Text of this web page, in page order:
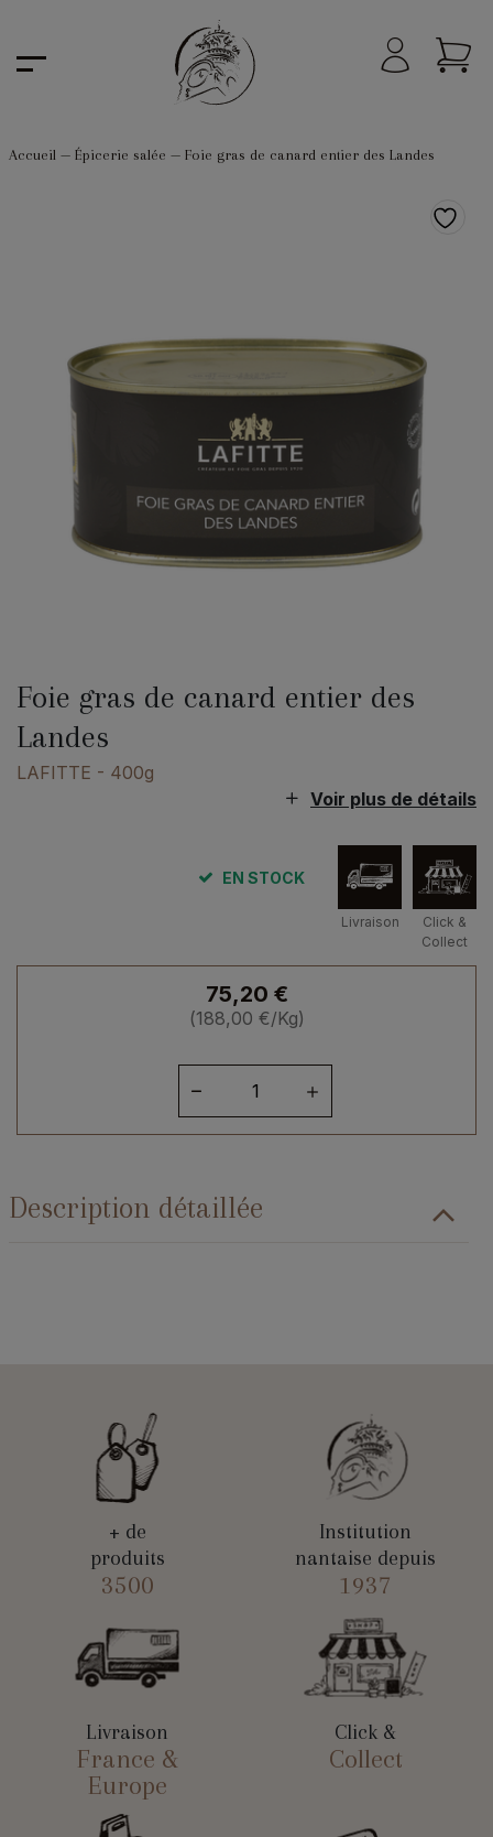
Accueil— Épicerie salée — Foie gras de canard entier des Landes
Foie gras de canard entier des
Landes
LAFITTE - 400g
Voir plus de détails
EN STOCK
Livraison
Click &
Collect
75,20 €
(188,00 €/Kg)
Foie
canard
Description détaillée
+ de
produits
3500
Institution
nantaise depuis
1937
Livraison
France &
Europe
Click &
Collect